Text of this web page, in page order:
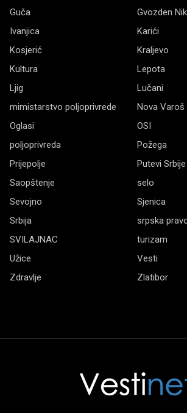
Guča
Gvozden
Ivanjica
Karići
Kosjerić
Kraljevo
Kultura
Lepota
Ljig
Lučani
mimistarstvo poljoprivrede
Nova Varoš
Oglasi
OSI
poljoprivreda
Požega
Prijepolje
Putevi Srbije
Saopštenje
selo
Sevojno
Sjenica
Srbija
srpska
SVILAJNAC
turizam
Užice
Vesti
Zdravlje
Zlatibor